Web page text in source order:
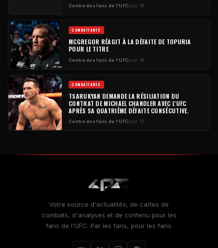
Centre des fans de l'UFCjuin 18
COMBATTANTS
MCGREGOR RÉAGIT À LA DÉFAITE DE TOPURIA
POUR LE TITRE
Centre des fans de l'UFCjuin 18
COMBATTANTS
TSARUKYAN DEMANDE LA RÉSILIATION DU
CONTRAT DE MICHAEL CHANDLER AVEC L'UFC
APRÈS SA QUATRIÈME DÉFAITE CONSÉCUTIVE.
Centre des fans de l'UFCjuin 17
Votre source d'actualités, de cartes de
combats, d'analyses et de contenu pour les
fans de l'UFC. Par les fans, pour les fans.